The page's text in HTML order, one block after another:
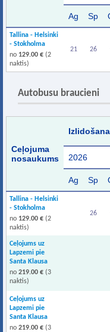
Ag Sp
Tallina - Helsinki
- Stokholma
no 129.00 € (2
naktis)
21 26
Autobusu braucieni
Ceļojuma
nosaukums
2026
Ag Sp
Tallina - Helsinki
- Stokholma
no 129.00 € (2
naktis)
26
Ceļojums uz
Lapzemi pie
Santa Klausa
no 219.00 € (3
naktis)
Ceļojums uz
Lapzemi pie
Santa Klausa
no 219.00 € (3